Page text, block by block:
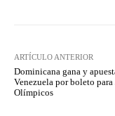
ARTÍCULO ANTERIOR
Dominicana gana y
Venezuela por boleto para
Olímpicos